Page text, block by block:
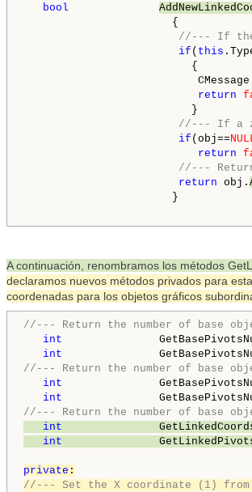
bool
{
//--- If the
if ( this
{
return
}
//--- If a
if (obj==
return
//---
return obj.
}
A continuación, renombramos los métodos
declaramos nuevos métodos privados para
coordenadas para los objetos gráficos
//--- Return the number of base
int
int
//--- Return the number of base
int
int
//--- Return the number of base
int
int
private
//--- Set the X coordinate (1)